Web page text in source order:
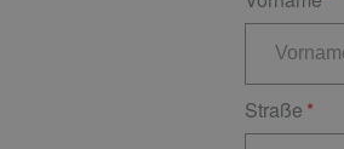
Straße